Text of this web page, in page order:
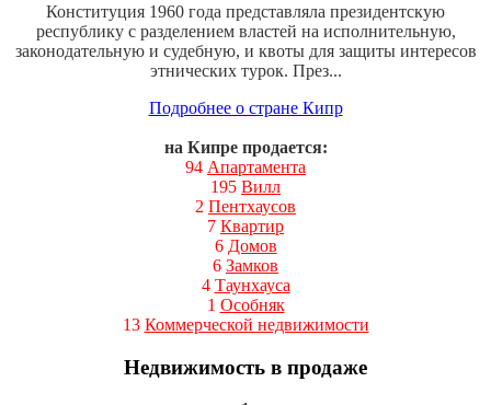
Конституция 1960 года представляла президентскую
республику с разделением властей на исполнительную,
законодательную и судебную, и квоты для защиты интересов
этнических турок. През...
Подробнее о стране Кипр
на Кипре продается:
94 Апартамента
195 Вилл
2 Пентхаусов
7 Квартир
6 Домов
6 Замков
4 Таунхауса
1 Особняк
13 Коммерческой недвижимости
Недвижимость в продаже